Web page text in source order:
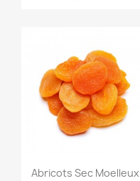
Aperçu rapide
Abricots Sec Moelleux